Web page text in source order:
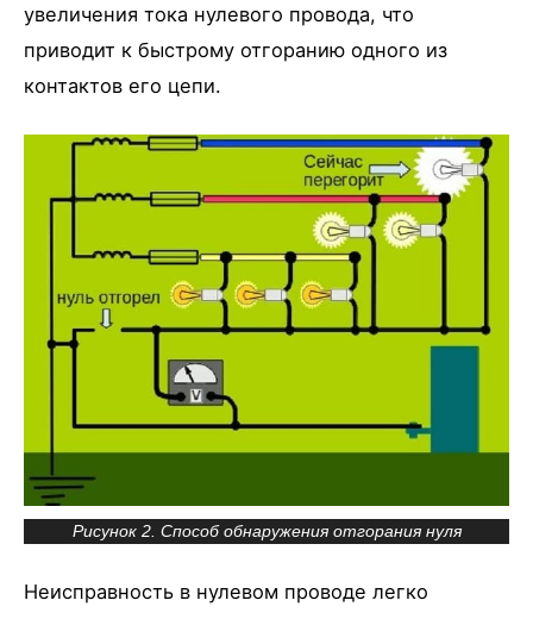
увеличения тока нулевого провода, что
приводит к быстрому отгоранию одного из
контактов его цепи.
Рисунок 2. Способ обнаружения отгорания нуля
Неисправность в нулевом проводе легко